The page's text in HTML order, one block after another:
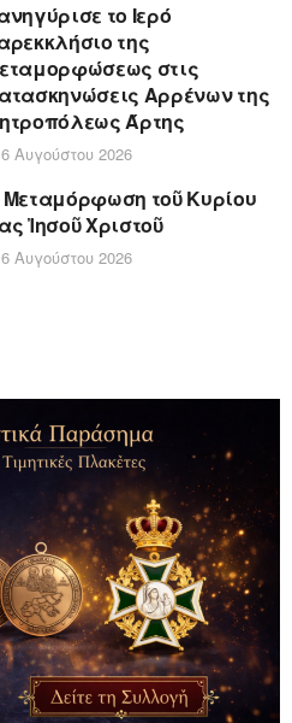
το Ιερό
της
στις
Αρρένων της
Άρτης
6 Αυγούστου 2026
τοῦ Κυρίου
Ἰησοῦ Χριστοῦ
6 Αυγούστου 2026